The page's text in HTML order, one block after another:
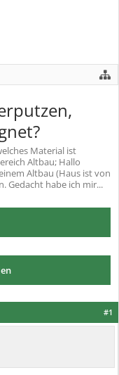
Material ist
Altbau; Hallo
Altbau (Haus ist von
Gedacht habe ich mir...
#1